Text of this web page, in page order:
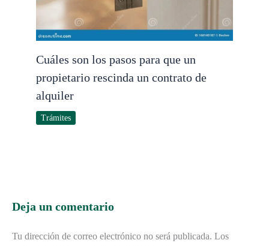
Cuáles son los pasos para que un
propietario rescinda un contrato de
alquiler
Trámites
Deja un comentario
Tu dirección de correo electrónico no será publicada. Los